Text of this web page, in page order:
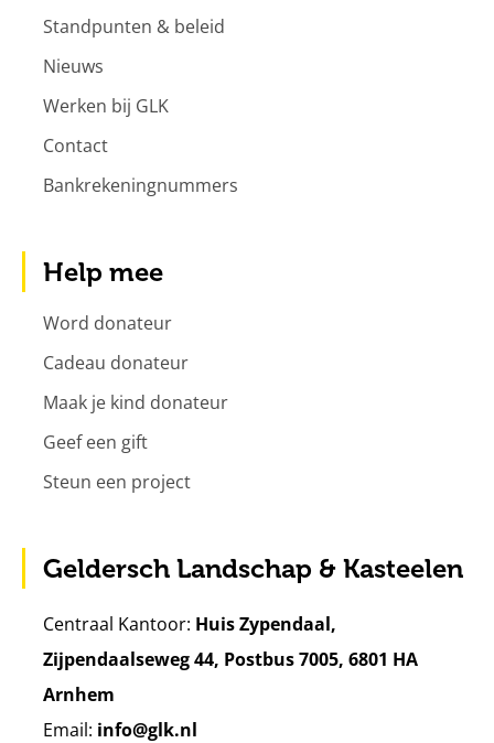
Standpunten & beleid
Nieuws
Werken bij GLK
Contact
Bankrekeningnummers
Help mee
Word donateur
Cadeau donateur
Maak je kind donateur
Geef een gift
Steun een project
Geldersch Landschap & Kasteelen
Centraal Kantoor: Huis Zypendaal,
Zijpendaalseweg 44, Postbus 7005, 6801 HA
Arnhem
Email: info@glk.nl